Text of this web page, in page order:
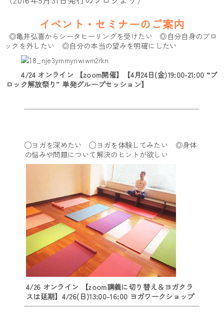
イベント・セミナーのご案内
◎亀井弘喜からシータヒーリングを受けたい ◎自分自身のブロ
ックを外したい ◎自分の本当の望みを明確にしたい
4/24 オンライン 【zoom開催】【4月24日(金)19:00-21:00 “ブ
ロック解放祭り” 単発グループセッション】
◯ヨガを深めたい ◯ヨガを体験してみたい ◎身体
の悩みや問題について解決のヒントが欲しい
4/26 オンライン 【zoom講義に切り替え＆ヨガクラ
スは延期】4/26(日)13:00-16:00 ヨガワークショップ